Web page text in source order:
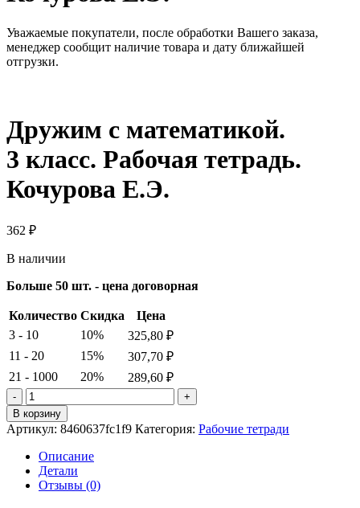
Уважаемые покупатели, после обработки Вашего заказа,
менеджер сообщит наличие товара и дату ближайшей
отгрузки.
Дружим с математикой.
3 класс. Рабочая тетрадь.
Кочурова Е.Э.
362 ₽
В наличии
Больше 50 шт. - цена договорная
Количество Скидка
Цена
3 - 10
10% 325,80 ₽
11 - 20
15% 307,70 ₽
21 - 1000
20% 289,60 ₽
Количество
товара
Дружим
математикой.
3 класс.
Рабочая
В корзину
Артикул: 8460637fc1f9 Категория: Рабочие тетради
Описание
Детали
Отзывы (0)